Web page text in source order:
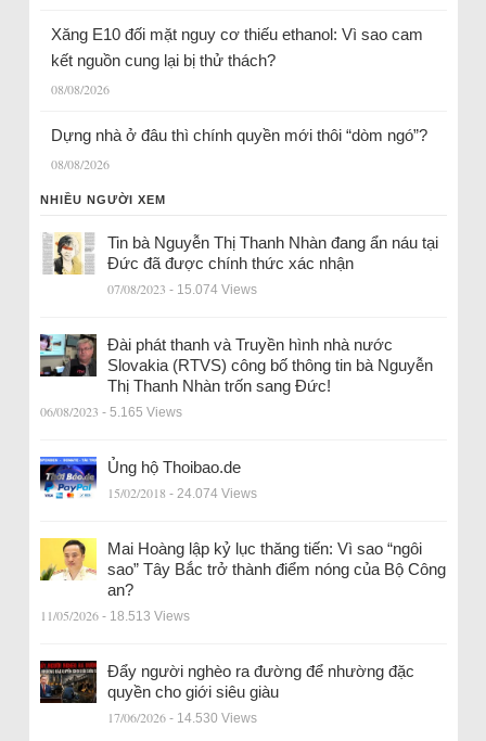
Xăng E10 đối mặt nguy cơ thiếu ethanol: Vì sao cam
kết nguồn cung lại bị thử thách?
08/08/2026
Dựng nhà ở đâu thì chính quyền mới thôi “dòm ngó”?
08/08/2026
NHIỀU NGƯỜI XEM
Tin bà Nguyễn Thị Thanh Nhàn đang ẩn náu tại
Đức đã được chính thức xác nhận
07/08/2023 - 15.074 Views
Đài phát thanh và Truyền hình nhà nước
Slovakia (RTVS) công bố thông tin bà Nguyễn
Thị Thanh Nhàn trốn sang Đức!
06/08/2023 - 5.165 Views
Ủng hộ Thoibao.de
15/02/2018 - 24.074 Views
Mai Hoàng lập kỷ lục thăng tiến: Vì sao “ngôi
sao” Tây Bắc trở thành điểm nóng của Bộ Công
an?
11/05/2026 - 18.513 Views
Đẩy người nghèo ra đường để nhường đặc
quyền cho giới siêu giàu
17/06/2026 - 14.530 Views